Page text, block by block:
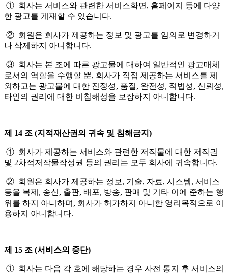
① 회사는 서비스와 관련한 서비스화면, 홈페이지 등에 다양
한 광고를 게재할 수 있습니다.
② 회원은 회사가 제공하는 정보 및 광고를 임의로 변경하거
나 삭제하지 아니합니다.
③ 회사는 본 조에 따른 광고물에 대하여 일반적인 광고매체
로서의 역할을 수행할 뿐, 회사가 직접 제공하는 서비스를 제
외하고는 광고물에 대한 진정성, 품질, 완전성, 적법성, 신뢰성,
타인의 권리에 대한 비침해성을 보장하지 아니합니다.
제 14 조 (지적재산권의 귀속 및 침해금지)
① 회사가 제공하는 서비스와 관련한 저작물에 대한 저작권
및 2차적저작물작성권 등의 권리는 모두 회사에 귀속합니다.
② 회원은 회사가 제공하는 정보, 기술, 자료, 시스템, 서비스
등을 복제, 송신, 출판, 배포, 방송, 판매 및 기타 이에 준하는 행
위를 하지 아니하며, 회사가 허가하지 아니한 영리목적으로 이
용하지 아니합니다.
제 15 조 (서비스의 중단)
① 회사는 다음 각 호에 해당하는 경우 사전 통지 후 서비스의